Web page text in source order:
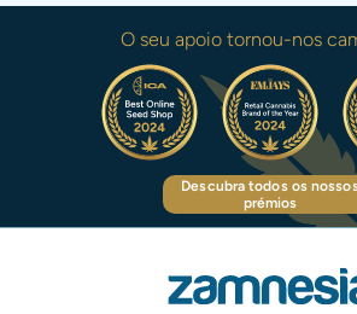
O seu apoio tornou-nos
Descubra todos os
prémios